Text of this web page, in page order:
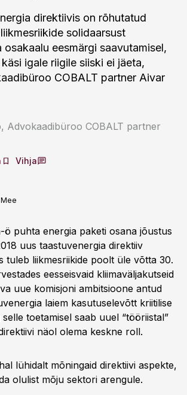
direktiivis on rõhutatud
solidaarsust
osakaalu eesmärgi saavutamisel,
igale riigile siiski ei jäeta,
COBALT partner Aivar
Advokaadibüroo COBALT partner
Vihja
ö puhta energia paketi osana jõustus
uus taastuvenergia direktiiv
tuleb liikmesriikide poolt üle võtta 30.
eesseisvaid kliimaväljakutseid
uue komisjoni ambitsioone antud
laiem kasutuselevõtt kriitilise
toetamisel saab uuel “tööriistal”
näol olema keskne roll.
lühidalt mõningaid direktiivi aspekte,
olulist mõju sektori arengule.